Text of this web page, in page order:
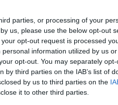
parties, or processing of your
us, please use the below opt-out
opt-out request is processed
information utilized by us
opt-out. You may separately
third parties on the IAB’s list of
by us to third parties on the
it to other third parties.
με
του άλλοτε
με 3/5διπ. και
πάντως, η
+8 της νίκης της